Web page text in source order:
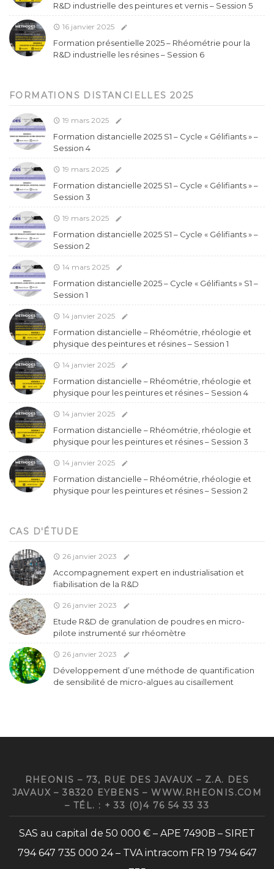
R&D industrielle des peintures et vernis – Session 5
16 janvier 2025
Formation présentielle 2025 – Rhéométrie pour la
R&D industrielle les résines – Session 6
FORMATIONS DISTANCIELLES 2025
19 mars 2025
Formation distancielle 2025 S1 – Cycle « Gélifiants » –
Session 4
19 mars 2025
Formation distancielle 2025 S1 – Cycle « Gélifiants » –
Session 3
19 mars 2025
Formation distancielle 2025 S1 – Cycle « Gélifiants » –
Session 2
14 mars 2025
Formation distancielle 2025 – Cycle « Gélifiants » S1 –
Session 1
14 janvier 2025
Formation distancielle – Rhéométrie, rhéologie et
physique des peintures et résines – Session 1
14 janvier 2025
Formation distancielle – Rhéométrie, rhéologie et
physique pour les peintures et résines – Session 4
14 janvier 2025
Formation distancielle – Rhéométrie, rhéologie et
physique pour les peintures et résines – Session 3
14 janvier 2025
Formation distancielle – Rhéométrie, rhéologie et
physique pour les peintures et résines – Session 2
CAS D'ÉTUDE
26 janvier 2023
Accompagnement expert en industrialisation et
fiabilisation de la R&D
26 janvier 2023
Etude R&D de granulation de poudres en micro-
pilote instrumenté sur rhéomètre
26 janvier 2023
Développement d’une méthode de quantification
de sensibilité de micro-algues au cisaillement
RHEONIS – 73, RUE DES JAVAUX – Z.A. DES
JAVAUX – 38320 EYBENS – WWW.RHEONIS.COM
– TÉL. : + 33 (0)4 76 54 33 33
SAS au capital de 50 000 € – APE 7490B – SIRET
794 647 735 000 24 – TVA intracom FR 19 794 647